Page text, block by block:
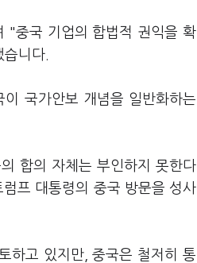
"중국 기업의 합법적 권익을 확
니다.
국가안보 개념을 일반화하는
합의 자체는 부인하지 못한다
프 대통령의 중국 방문을 성사
하고 있지만, 중국은 철저히 통